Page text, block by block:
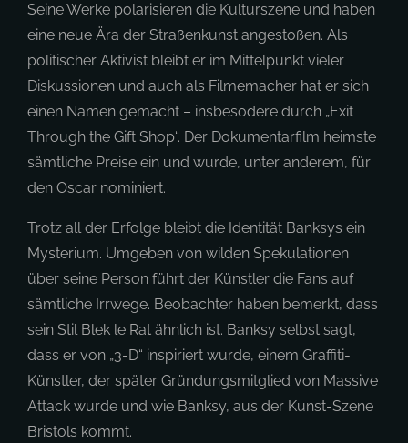
Seine Werke polarisieren die Kulturszene und haben
eine neue Ära der Straßenkunst angestoßen. Als
politischer Aktivist bleibt er im Mittelpunkt vieler
Diskussionen und auch als Filmemacher hat er sich
einen Namen gemacht – insbesodere durch „Exit
Through the Gift Shop“. Der Dokumentarfilm heimste
sämtliche Preise ein und wurde, unter anderem, für
den Oscar nominiert.
Trotz all der Erfolge bleibt die Identität Banksys ein
Mysterium. Umgeben von wilden Spekulationen
über seine Person führt der Künstler die Fans auf
sämtliche Irrwege. Beobachter haben bemerkt, dass
sein Stil Blek le Rat ähnlich ist. Banksy selbst sagt,
dass er von „3-D“ inspiriert wurde, einem Graffiti-
Künstler, der später Gründungsmitglied von Massive
Attack wurde und wie Banksy, aus der Kunst-Szene
Bristols kommt.